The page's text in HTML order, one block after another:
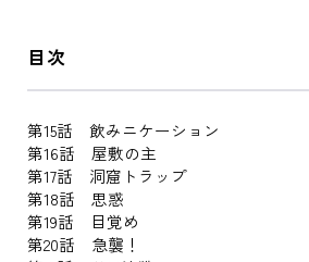
目次
第15話 飲みニケーション
第16話 屋敷の主
第17話 洞窟トラップ
第18話 思惑
第19話 目覚め
第20話 急襲！